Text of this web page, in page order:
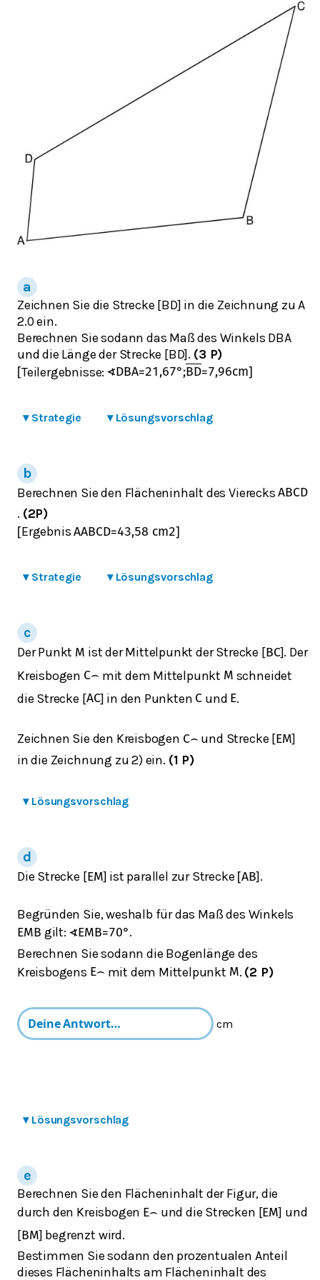
Zeichnen Sie die Strecke [BD] in die Zeichnung zu A
2.0 ein.
Berechnen Sie sodann das Maß des Winkels DBA
und die Länge der Strecke [BD]. (3 P)
[Teilergebnisse: ∢ DBA=21,67°;B D=7,96cm]
▾ Strategie ▾ Lösungsvorschlag
Berechnen Sie den Flächeninhalt des VierecksABCD
. (2P)
[ErgebnisAABCD=43,58 cm2]
▾ Strategie ▾ Lösungsvorschlag
Der Punkt M ist der Mittelpunkt der Strecke [BC]. Der
Kreisbogen C⌢ mit dem Mittelpunkt M schneidet
die Strecke [AC] in den Punkten C und E.
Zeichnen Sie den Kreisbogen C⌢ und Strecke [EM]
in die Zeichnung zu 2) ein. (1 P)
▾ Lösungsvorschlag
Die Strecke [EM] ist parallel zur Strecke [AB].
Begründen Sie, weshalb für das Maß des Winkels
EM B gilt: ∢ EM B=70°.
Berechnen Sie sodann die Bogenlänge des
Kreisbogens E⌢ mit dem Mittelpunkt M. (2 P)
cm
▾ Lösungsvorschlag
Berechnen Sie den Flächeninhalt der Figur, die
durch den Kreisbogen E⌢ und die Strecken [EM] und
[BM] begrenzt wird.
Bestimmen Sie sodann den prozentualen Anteil
dieses Flächeninhalts am Flächeninhalt des